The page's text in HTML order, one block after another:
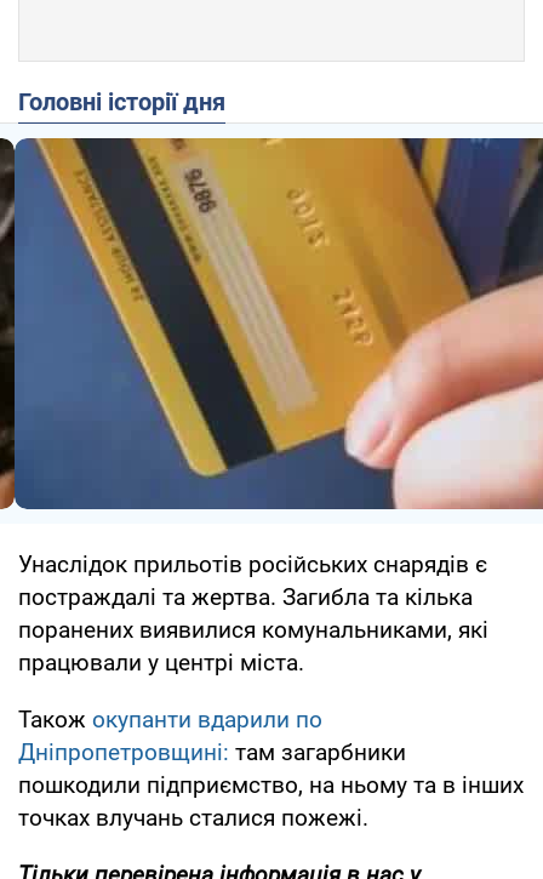
Головні історії дня
Унаслідок прильотів російських снарядів є
постраждалі та жертва. Загибла та кілька
поранених виявилися комунальниками, які
працювали у центрі міста.
Також окупанти вдарили по
Дніпропетровщині: там загарбники
пошкодили підприємство, на ньому та в інших
точках влучань сталися пожежі.